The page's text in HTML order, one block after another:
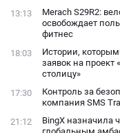
13:13
Merach S29R2:
освобождает
фитнес
18:03
Истории,
заявок на
столицу»
17:30
Контроль за
компания SMS
21:12
BingX назначила